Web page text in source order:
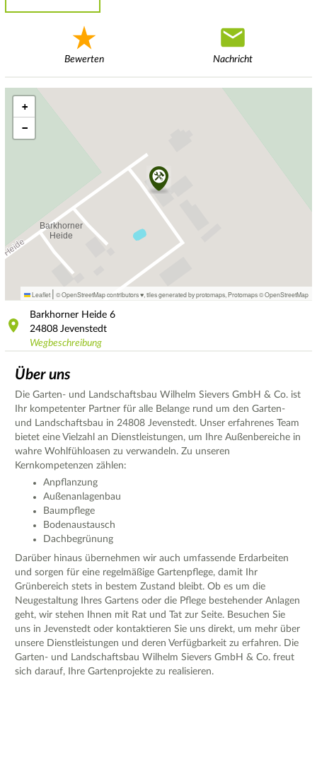
Bewerten Nachricht
+
−
Leaflet | © OpenStreetMap contributors ♥, tiles generated by protomaps Protomaps©OpenStreetMap
Barkhorner Heide 6
24808 Jevenstedt
Wegbeschreibung
Über uns
Die Garten- und Landschaftsbau Wilhelm Sievers GmbH & Co. ist
Ihr kompetenter Partner für alle Belange rund um den Garten-
und Landschaftsbau in 24808 Jevenstedt. Unser erfahrenes Team
bietet eine Vielzahl an Dienstleistungen, um Ihre Außenbereiche in
wahre Wohlfühloasen zu verwandeln. Zu unseren
Kernkompetenzen zählen:
Anpflanzung
Außenanlagenbau
Baumpflege
Bodenaustausch
Dachbegrünung
Darüber hinaus übernehmen wir auch umfassende Erdarbeiten
und sorgen für eine regelmäßige Gartenpflege, damit Ihr
Grünbereich stets in bestem Zustand bleibt. Ob es um die
Neugestaltung Ihres Gartens oder die Pflege bestehender Anlagen
geht, wir stehen Ihnen mit Rat und Tat zur Seite. Besuchen Sie
uns in Jevenstedt oder kontaktieren Sie uns direkt, um mehr über
unsere Dienstleistungen und deren Verfügbarkeit zu erfahren. Die
Garten- und Landschaftsbau Wilhelm Sievers GmbH & Co. freut
sich darauf, Ihre Gartenprojekte zu realisieren.